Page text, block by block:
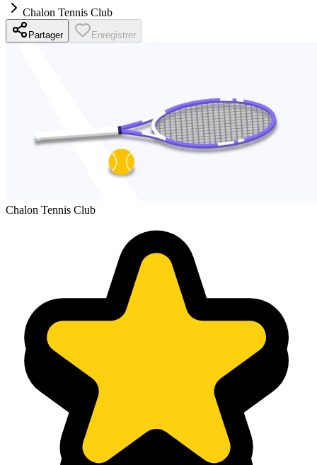
Chalon Tennis Club
Partager Enregistrer
Chalon Tennis Club